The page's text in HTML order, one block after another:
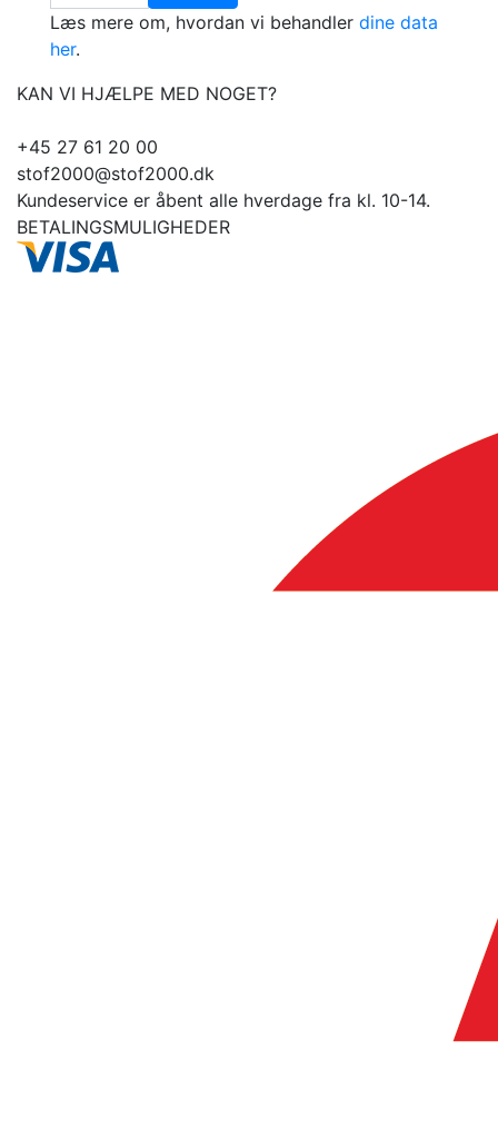
Læs mere om, hvordan vi behandler dine data
her.
KAN VI HJÆLPE MED NOGET?
+45 27 61 20 00
stof2000@stof2000.dk
Kundeservice er åbent alle hverdage fra kl. 10-14.
BETALINGSMULIGHEDER